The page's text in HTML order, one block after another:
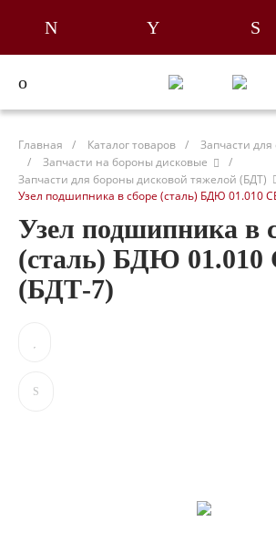
Главная / Каталог товаров /
Запчасти для
/
Запчасти на бороны дисковые
/
Запчасти для бороны дисковой тяжелой (БДТ)
Узел подшипника в сборе (сталь) БДЮ 01.010
Узел подшипника в
(сталь) БДЮ 01.010
(БДТ-7)